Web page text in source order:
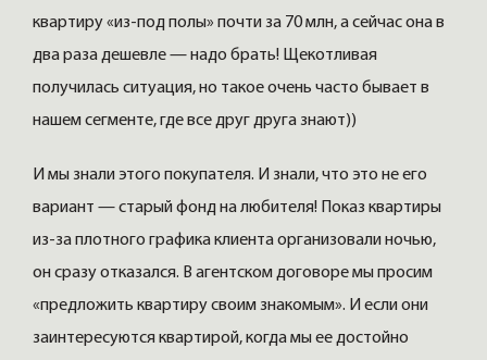
квартиру «из-под полы» почти за 70 млн, а сейчас она в
два раза дешевле — надо брать! Щекотливая
получилась ситуация, но такое очень часто бывает в
нашем сегменте, где все друг друга знают))
И мы знали этого покупателя. И знали, что это не его
вариант — старый фонд на любителя! Показ квартиры
из-за плотного графика клиента организовали ночью,
он сразу отказался. В агентском договоре мы просим
«предложить квартиру своим знакомым». И если они
заинтересуются квартирой, когда мы ее достойно